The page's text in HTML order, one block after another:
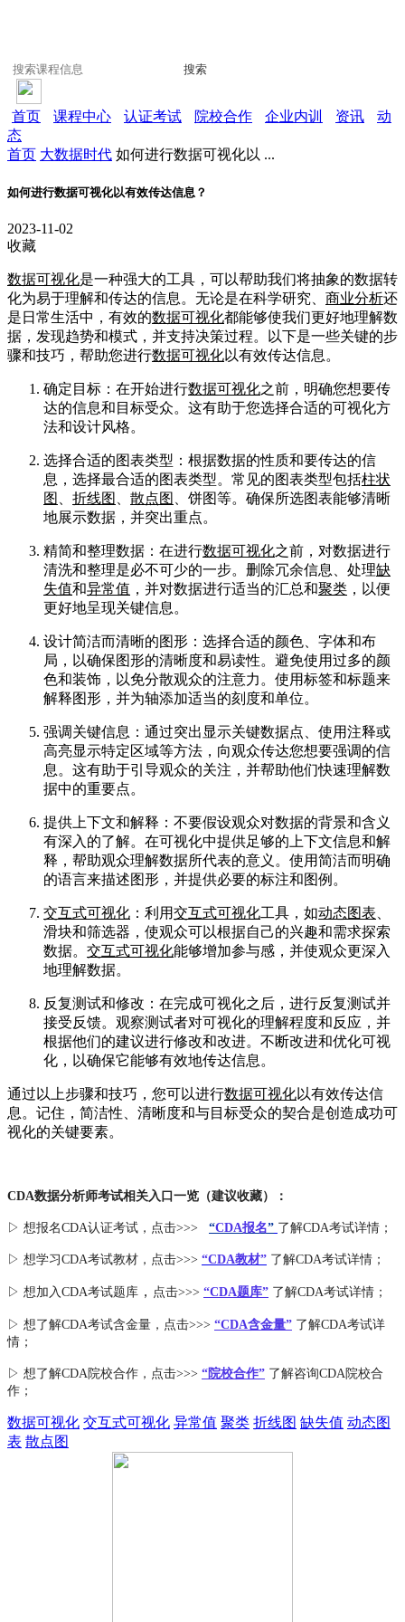
搜索
首页 课程中心 认证考试 院校合作 企业内训 资讯
动
态
首页 大数据时代 如何进行数据可视化以 ...
如何进行数据可视化以有效传达信息？
2023-11-02
收藏
数据可视化是一种强大的工具，可以帮助我们将抽象的数据转
化为易于理解和传达的信息。无论是在科学研究、 商业分析还
是日常生活中，有效的数据可视化都能够使我们更好地理解数
据，发现趋势和模式，并支持决策过程。以下是一些关键的步
骤和技巧，帮助您进行数据可视化以有效传达信息。
确定目标：在开始进行数据可视化之前，明确您想要传
达的信息和目标受众。这有助于您选择合适的可视化方
法和设计风格。
选择合适的图表类型：根据数据的性质和要传达的信
息，选择最合适的图表类型。常见的图表类型包括柱状
图
折线图 散点图
、饼图等。确保所选图表能够清晰
地展示数据，并突出重点。
精简和整理数据：在进行数据可视化之前，对数据进行
清洗和整理是必不可少的一步。删除冗余信息、处理缺
失值和异常值 ，并对数据进行适当的汇总和聚类 ，以便
更好地呈现关键信息。
设计简洁而清晰的图形：选择合适的颜色、字体和布
局，以确保图形的清晰度和易读性。避免使用过多的颜
色和装饰，以免分散观众的注意力。使用标签和标题来
解释图形，并为轴添加适当的刻度和单位。
强调关键信息：通过突出显示关键数据点、使用注释或
高亮显示特定区域等方法，向观众传达您想要强调的信
息。这有助于引导观众的关注，并帮助他们快速理解数
据中的重要点。
提供上下文和解释：不要假设观众对数据的背景和含义
有深入的了解。在可视化中提供足够的上下文信息和解
释，帮助观众理解数据所代表的意义。使用简洁而明确
的语言来描述图形，并提供必要的标注和图例。
交互式可视化 ：利用交互式可视化工具，如动态图表
滑块和筛选器，使观众可以根据自己的兴趣和需求探索
数据。 交互式可视化能够增加参与感，并使观众更深入
地理解数据。
反复测试和修改：在完成可视化之后，进行反复测试并
接受反馈。观察测试者对可视化的理解程度和反应，并
根据他们的建议进行修改和改进。不断改进和优化可视
化，以确保它能够有效地传达信息。
通过以上步骤和技巧，您可以进行数据可视化以有效传达信
息。记住，简洁性、清晰度和与目标受众的契合是创造成功可
视化的关键要素。
CDA数据分析师考试相关入口一览（建议收藏）：
▷ 想报名CDA认证考试，点击>>> “CDA报名” 了解CDA考试详情；
▷ 想学习CDA考试教材，点击>>> “CDA教材” 了解CDA考试详情；
▷ 想加入CDA考试题库 ， 点击>>> “CDA题库” 了解CDA考试详情；
▷ 想了解CDA考试含金量 ，点击>>> “CDA含金量” 了解CDA考试详
情；
▷ 想了解CDA院校合作 ，点击>>> “院校合作” 了解咨询CDA院校合
作；
数据可视化 交互式可视化 异常值 聚类 折线图 缺失值 动态图
表 散点图